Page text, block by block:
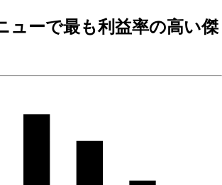
ューで最も利益率の高い傑